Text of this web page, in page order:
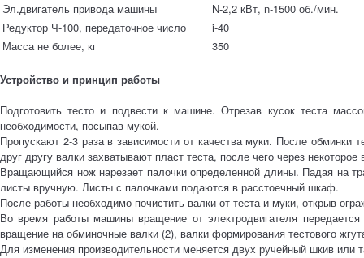
Эл.двигатель привода машины
N-2,2 кВт, n-1500 об./мин.
Редуктор Ч-100, передаточное число
i-40
Масса не более, кг
350
Устройство и принцип работы
Подготовить тесто и подвести к машине. Отрезав кусок теста
необходимости, посыпав мукой.
Пропускают 2-3 раза в зависимости от качества муки. После обминки
друг другу валки захватывают пласт теста, после чего через
Вращающийся нож нарезает палочки определенной длины. Падая на
листы вручную. Листы с палочками подаются в расстоечный шкаф.
После работы необходимо почистить валки от теста и муки, открыв
Во время работы машины вращение от электродвигателя
вращение на обминочные валки (2), валки формирования тестового
Для изменения производительности меняется двух ручейный шкив или